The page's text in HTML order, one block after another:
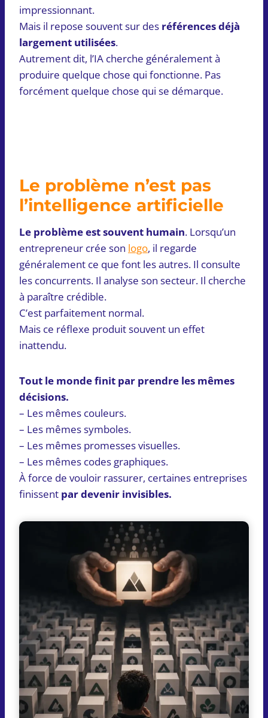
impressionnant.
Mais il repose souvent sur des références déjà
largement utilisées.
Autrement dit, l’IA cherche généralement à
produire quelque chose qui fonctionne. Pas
forcément quelque chose qui se démarque.
Le problème n’est pas
l’intelligence artificielle
Le problème est souvent humain. Lorsqu’un
entrepreneur crée son logo, il regarde
généralement ce que font les autres. Il consulte
les concurrents. Il analyse son secteur. Il cherche
à paraître crédible.
C’est parfaitement normal.
Mais ce réflexe produit souvent un effet
inattendu.
Tout le monde finit par prendre les mêmes
décisions.
– Les mêmes couleurs.
– Les mêmes symboles.
– Les mêmes promesses visuelles.
– Les mêmes codes graphiques.
À force de vouloir rassurer, certaines entreprises
finissent par devenir invisibles.